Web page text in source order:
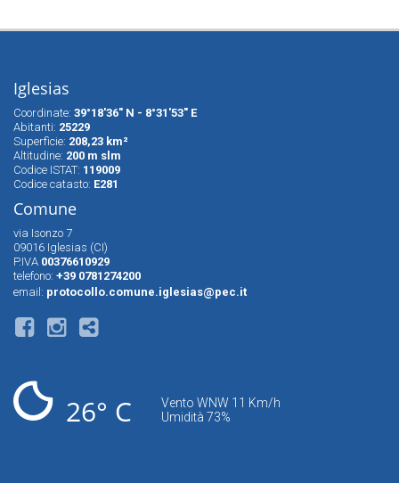
Iglesias
Coordinate: 39°18'36" N - 8°31'53" E
Abitanti: 25229
Superfìcie: 208,23 km²
Altitudine: 200 m slm
Codice ISTAT: 119009
Codice catasto: E281
Comune
via Isonzo 7
09016 Iglesias (CI)
P.IVA 00376610929
telefono: +39 0781274200
email: protocollo.comune.iglesias@pec.it
26° C
Vento WNW 11 Km/h
Umidità 73%